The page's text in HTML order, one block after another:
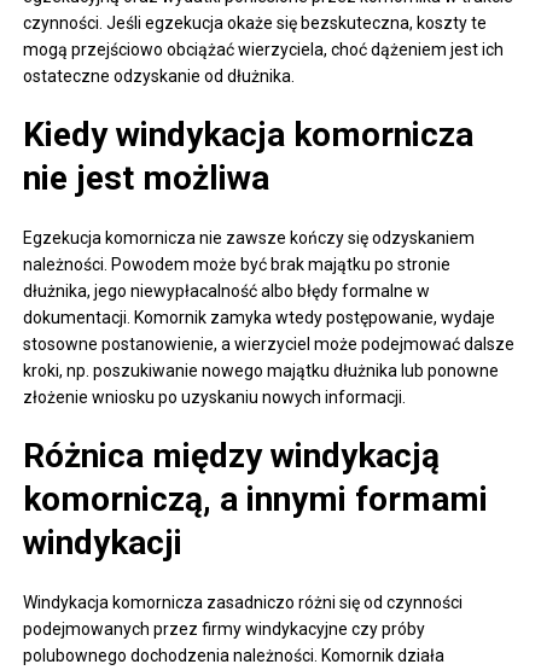
czynności. Jeśli egzekucja okaże się bezskuteczna, koszty te
mogą przejściowo obciążać wierzyciela, choć dążeniem jest ich
ostateczne odzyskanie od dłużnika.
Kiedy windykacja komornicza
nie jest możliwa
Egzekucja komornicza nie zawsze kończy się odzyskaniem
należności. Powodem może być brak majątku po stronie
dłużnika, jego niewypłacalność albo błędy formalne w
dokumentacji. Komornik zamyka wtedy postępowanie, wydaje
stosowne postanowienie, a wierzyciel może podejmować dalsze
kroki, np. poszukiwanie nowego majątku dłużnika lub ponowne
złożenie wniosku po uzyskaniu nowych informacji.
Różnica między windykacją
komorniczą, a innymi formami
windykacji
Windykacja komornicza zasadniczo różni się od czynności
podejmowanych przez firmy windykacyjne czy próby
polubownego dochodzenia należności. Komornik działa